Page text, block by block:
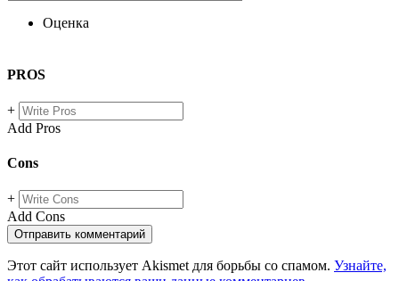
Оценка
PROS
+
Add Pros
Cons
+
Add Cons
Этот сайт использует Akismet для борьбы со спамом. Узнайте,